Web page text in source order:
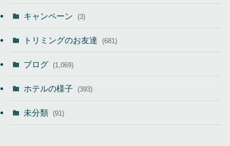
キャンペーン (3)
トリミングのお友達 (681)
ブログ (1,069)
ホテルの様子 (393)
未分類 (91)